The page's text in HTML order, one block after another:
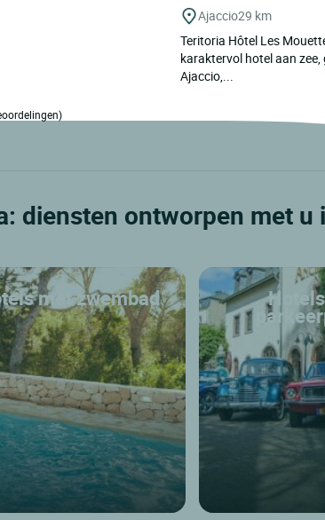
Ajaccio29 km
Teritoria Hôtel Les
karaktervol hotel aan zee,
Ajaccio,...
diensten ontworpen met u
met zwembad